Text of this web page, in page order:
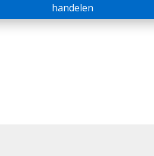
handelen